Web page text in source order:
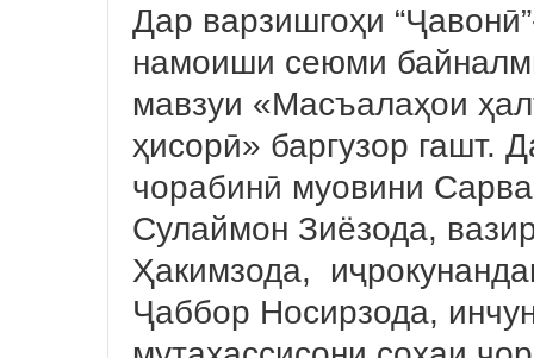
Дар варзишгоҳи
намоиши сеюми
мавзуи «Масъалаҳои
ҳисорӣ» баргузор гашт.
чорабинӣ муовини
Сулаймон Зиёзода,
Ҳакимзода,
Ҷаббор Носирзода,